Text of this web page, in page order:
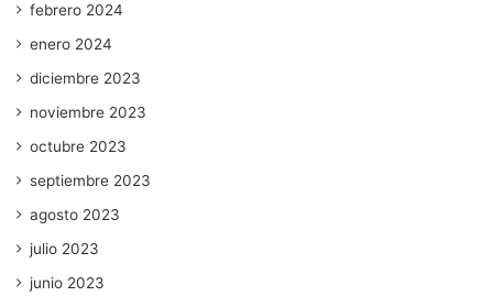
febrero 2024
enero 2024
diciembre 2023
noviembre 2023
octubre 2023
septiembre 2023
agosto 2023
julio 2023
junio 2023